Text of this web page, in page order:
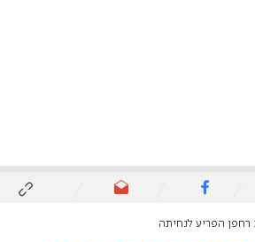
רחפן הפריע לנחיתה